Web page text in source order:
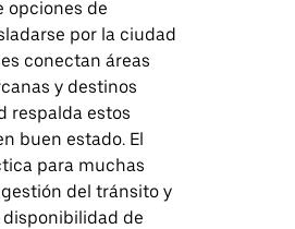
opciones de
por la ciudad
conectan áreas
y destinos
respalda estos
buen estado. El
para muchas
del tránsito y
de